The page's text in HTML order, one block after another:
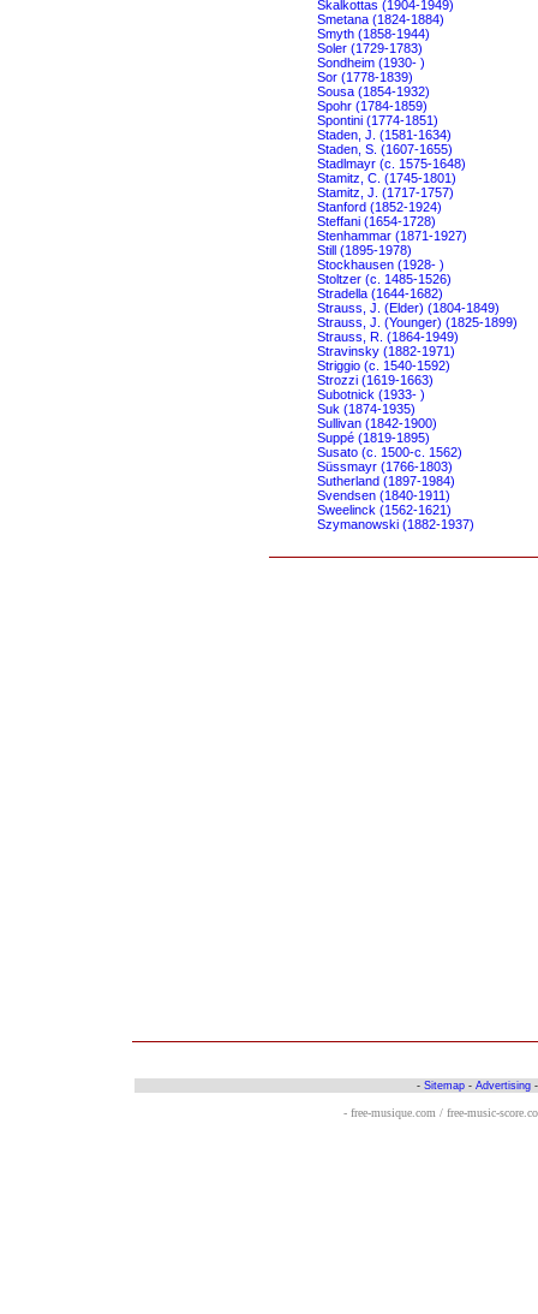
Skalkottas (1904-1949)
Smetana (1824-1884)
Smyth (1858-1944)
Soler (1729-1783)
Sondheim (1930- )
Sor (1778-1839)
Sousa (1854-1932)
Spohr (1784-1859)
Spontini (1774-1851)
Staden, J. (1581-1634)
Staden, S. (1607-1655)
Stadlmayr (c. 1575-1648)
Stamitz, C. (1745-1801)
Stamitz, J. (1717-1757)
Stanford (1852-1924)
Steffani (1654-1728)
Stenhammar (1871-1927)
Still (1895-1978)
Stockhausen (1928- )
Stoltzer (c. 1485-1526)
Stradella (1644-1682)
Strauss, J. (Elder) (1804-1849)
Strauss, J. (Younger) (1825-1899)
Strauss, R. (1864-1949)
Stravinsky (1882-1971)
Striggio (c. 1540-1592)
Strozzi (1619-1663)
Subotnick (1933- )
Suk (1874-1935)
Sullivan (1842-1900)
Suppé (1819-1895)
Susato (c. 1500-c. 1562)
Süssmayr (1766-1803)
Sutherland (1897-1984)
Svendsen (1840-1911)
Sweelinck (1562-1621)
Szymanowski (1882-1937)
- Sitemap - Advertising
- free-musique.com / free-music-